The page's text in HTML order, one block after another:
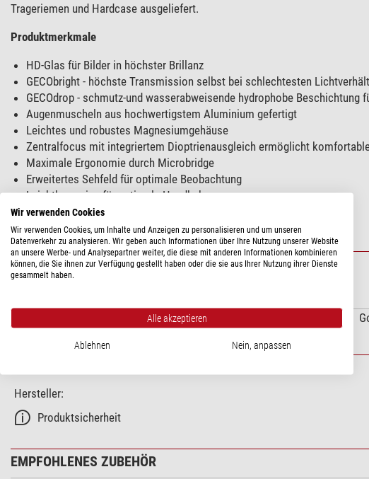
Trageriemen und Hardcase ausgeliefert.
Produktmerkmale
HD-Glas für Bilder in höchster Brillanz
GECObright - höchste Transmission selbst bei schlechtesten
GECOdrop - schmutz-und wasserabweisende hydrophobe Beschichtung
Augenmuscheln aus hochwertigstem Aluminium gefertigt
Leichtes und robustes Magnesiumgehäuse
Zentralfocus mit integriertem Dioptrienausgleich ermöglicht
Maximale Ergonomie durch Microbridge
Erweitertes Sehfeld für optimale Beobachtung
Leichtbauweise für optimale Handhabung
Hartschalen-Tragetasche für optimalen Schutz beim Transport
TECHNISCHE DATEN
Hersteller:
Produktsicherheit
EMPFOHLENES ZUBEHÖR
Wir verwenden Cookies
Wir verwenden Cookies, um Inhalte und Anzeigen zu personalisieren und um unseren
Datenverkehr zu analysieren. Wir geben auch Informationen über Ihre Nutzung unserer Website
an unsere Werbe- und Analysepartner weiter, die diese mit anderen Informationen kombinieren
können, die Sie ihnen zur Verfügung gestellt haben oder die sie aus Ihrer Nutzung ihrer Dienste
gesammelt haben.
Alle akzeptieren
Ablehnen Nein, anpassen